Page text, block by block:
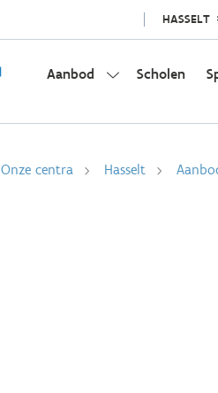
HASSELT
Aanbod Scholen
Onze centra Hasselt